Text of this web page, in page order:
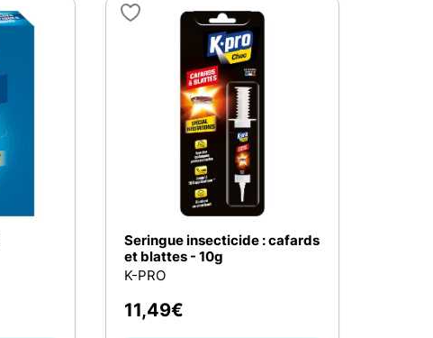
Seringue insecticide : cafards
et blattes - 10g
K-PRO
11,49€